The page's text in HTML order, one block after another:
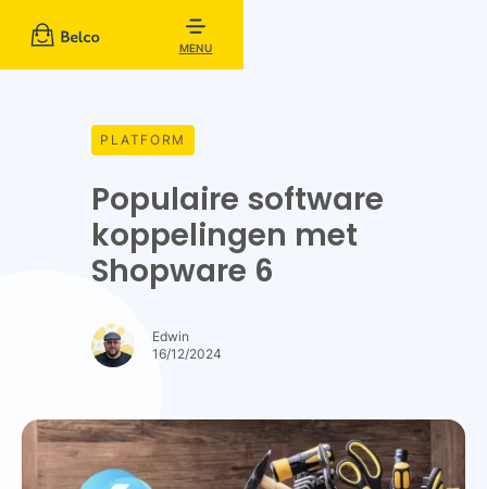
MENU
PLATFORM
Populaire software
koppelingen met
Shopware 6
Edwin
16/12/2024